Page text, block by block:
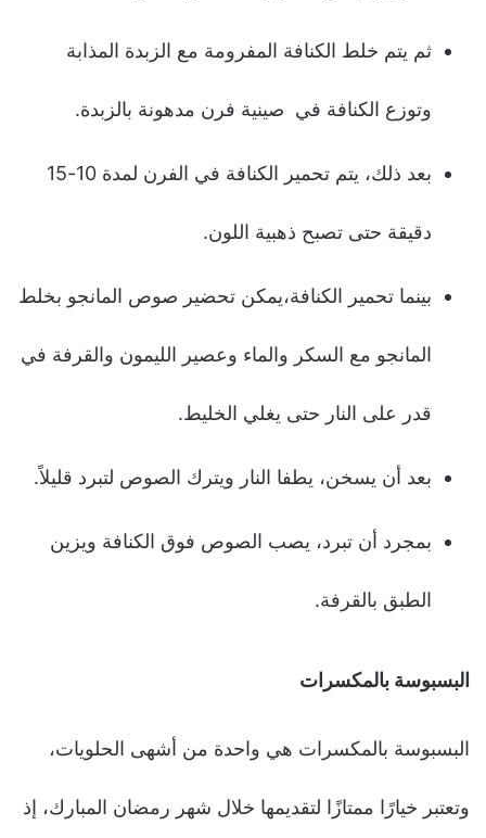
ثم يتم خلط الكنافة المفرومة مع الزبدة المذابة
وتوزع الكنافة في صينية فرن مدهونة بالزبدة.
بعد ذلك، يتم تحمير الكنافة في الفرن لمدة 10-15
دقيقة حتى تصبح ذهبية اللون.
بينما تحمير الكنافة،يمكن تحضير صوص المانجو بخلط
المانجو مع السكر والماء وعصير الليمون والقرفة في
قدر على النار حتى يغلي الخليط.
بعد أن يسخن، يطفا النار ويترك الصوص لتبرد قليلاً.
بمجرد أن تبرد، يصب الصوص فوق الكنافة ويزين
الطبق بالقرفة.
البسبوسة بالمكسرات
البسبوسة بالمكسرات هي واحدة من أشهى الحلويات،
وتعتبر خيارًا ممتازًا لتقديمها خلال شهر رمضان المبارك، إذ